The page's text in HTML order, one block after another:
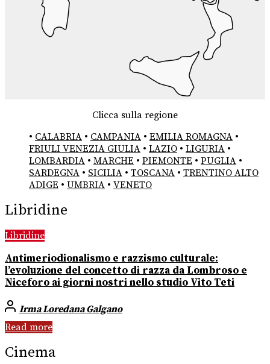
Clicca sulla regione
• CALABRIA • CAMPANIA • EMILIA ROMAGNA •
FRIULI VENEZIA GIULIA • LAZIO • LIGURIA •
LOMBARDIA • MARCHE • PIEMONTE • PUGLIA •
SARDEGNA • SICILIA • TOSCANA • TRENTINO ALTO
ADIGE • UMBRIA • VENETO
Libridine
Libridine
Antimeriodionalismo e razzismo culturale:
l’evoluzione del concetto di razza da Lombroso e
Niceforo ai giorni nostri nello studio Vito Teti
Irma Loredana Galgano
Read more
Cinema